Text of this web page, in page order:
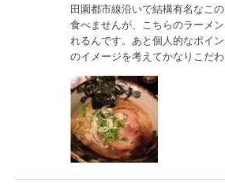
田園都市線沿いで結構有名なこ
食べませんが、こちらのラーメ
れるんです。あと個人的なポイ
のイメージを考えてかなりこだ